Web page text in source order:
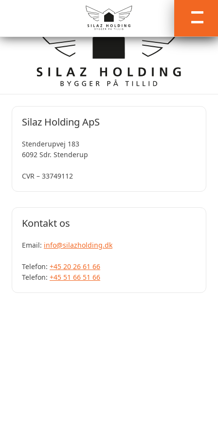
Silaz Holding ApS
Stenderupvej 183
6092 Sdr. Stenderup
CVR – 33749112
Kontakt os
Email: info@silazholding.dk
Telefon: +45 20 26 61 66
Telefon: +45 51 66 51 66